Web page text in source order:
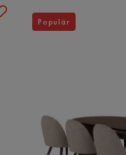
Populär